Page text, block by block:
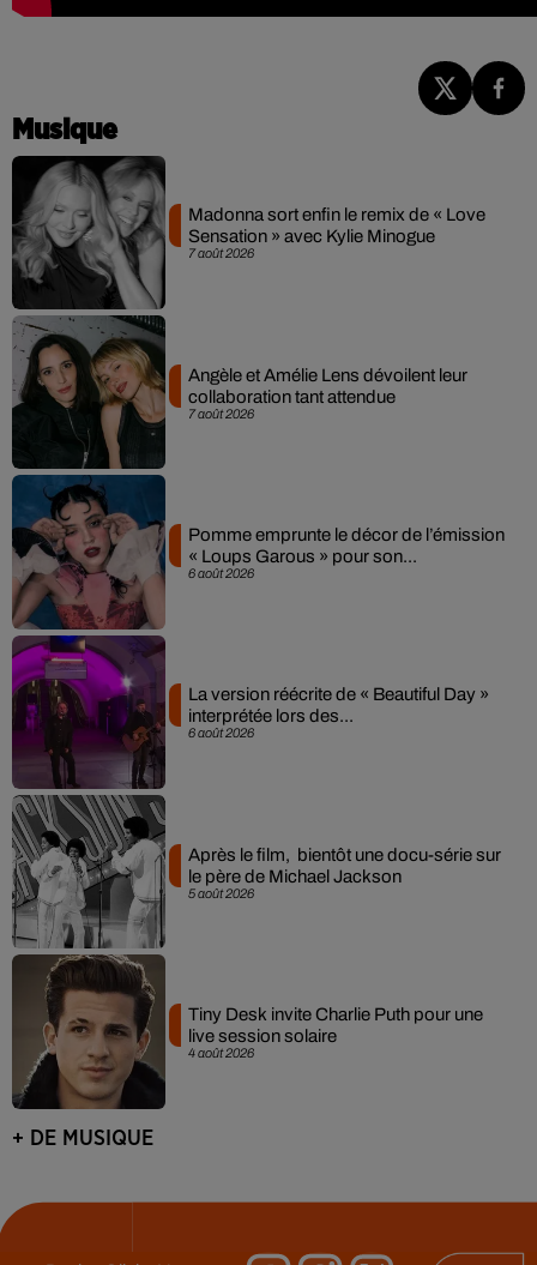
Musique
7 août 2026
Madonna sort enfin le remix de « Love
Sensation » avec Kylie Minogue
7 août 2026
Angèle et Amélie Lens dévoilent leur
collaboration tant attendue
6 août 2026
Pomme emprunte le décor de l’émission
« Loups Garous » pour son...
6 août 2026
La version réécrite de « Beautiful Day »
interprétée lors des...
5 août 2026
Après le film, bientôt une docu-série sur
le père de Michael Jackson
4 août 2026
Tiny Desk invite Charlie Puth pour une
live session solaire
+ DE MUSIQUE